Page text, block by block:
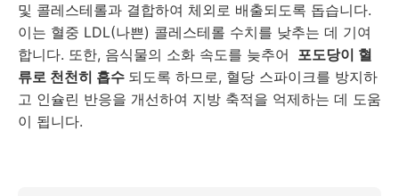
및 콜레스테롤과 결합하여 체외로 배출되도록 돕습니다.
이는 혈중 LDL(나쁜) 콜레스테롤 수치를 낮추는 데 기여
합니다. 또한, 음식물의 소화 속도를 늦추어 포도당이 혈
류로 천천히 흡수 되도록 하므로, 혈당 스파이크를 방지하
고 인슐린 반응을 개선하여 지방 축적을 억제하는 데 도움
이 됩니다.